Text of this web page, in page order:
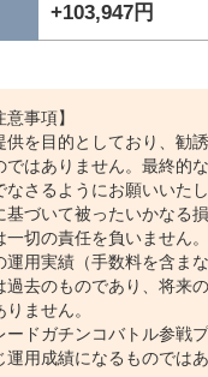
+103,947円
事項】
供を目的としており、勧
ではありません。最終的
さるようにお願いいたし
基づいて被ったいかなる
切の責任を負いません。
運用実績（手数料を含ま
過去のものであり、将来
ません。
ードガチンコバトル参戦
運用成績になるものではあ